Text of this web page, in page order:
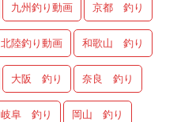
九州釣り動画 京都 釣り
北陸釣り動画 和歌山 釣り
大阪 釣り 奈良 釣り
岐阜 釣り 岡山 釣り